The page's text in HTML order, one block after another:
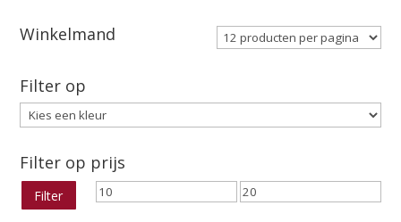
Winkelmand
Filter op
Filter op prijs
Min.
Max.
Filter